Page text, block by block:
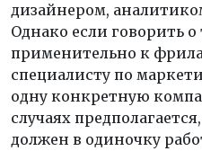
дизайнером,
Однако если говорить
применительно к
специалисту по
одну конкретную
случаях
должен в одиночку